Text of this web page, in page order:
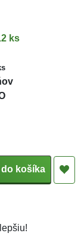
ks
košíka